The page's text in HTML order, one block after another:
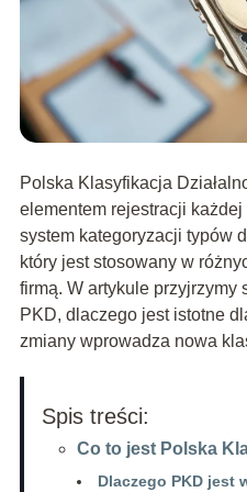
Polska Klasyfikacja
elementem rejestracji
system kategoryzacji typów
który jest stosowany w
firmą. W artykule przyjrzymy
PKD, dlaczego jest istotne
zmiany wprowadza nowa
Spis treści:
Co to jest Polska
Dlaczego PKD jest